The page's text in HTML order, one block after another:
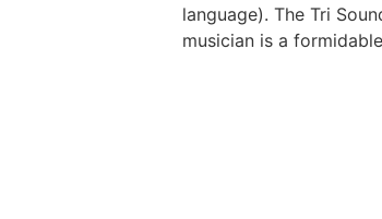
language). The Tri
musician is a